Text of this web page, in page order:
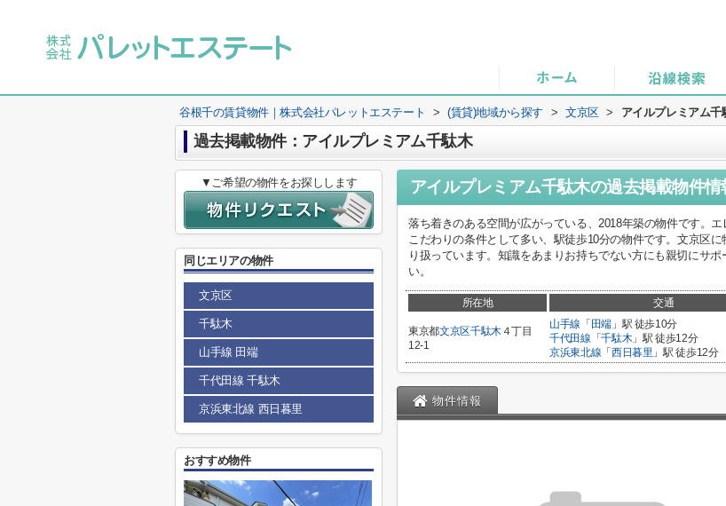
谷根千の賃貸物件｜株式会社パレットエステート > (賃貸)地域から探す > 文京区 > アイルプレミアム千
過去掲載物件：アイルプレミアム千駄木
アイルプレミアム千駄木の過去掲載物件情
落ち着きのある空間が広がっている、2018年築の物件です。
こだわりの条件として多い、駅徒歩10分の物件です。文京区
り扱っています。知識をあまりお持ちでない方にも親切にサ
い。
所在地 交通
東京都文京区千駄木４丁目
12-1
山手線 「 田端」駅 徒歩10分
千代田線 「千駄木」駅 徒歩12分
京浜東北線 「 西日暮里 」駅 徒歩12分
物件情報
▼ご希望の物件をお探しします
同じエリアの物件
文京区
千駄木
山手線 田端
千代田線 千駄木
京浜東北線 西日暮里
おすすめ物件